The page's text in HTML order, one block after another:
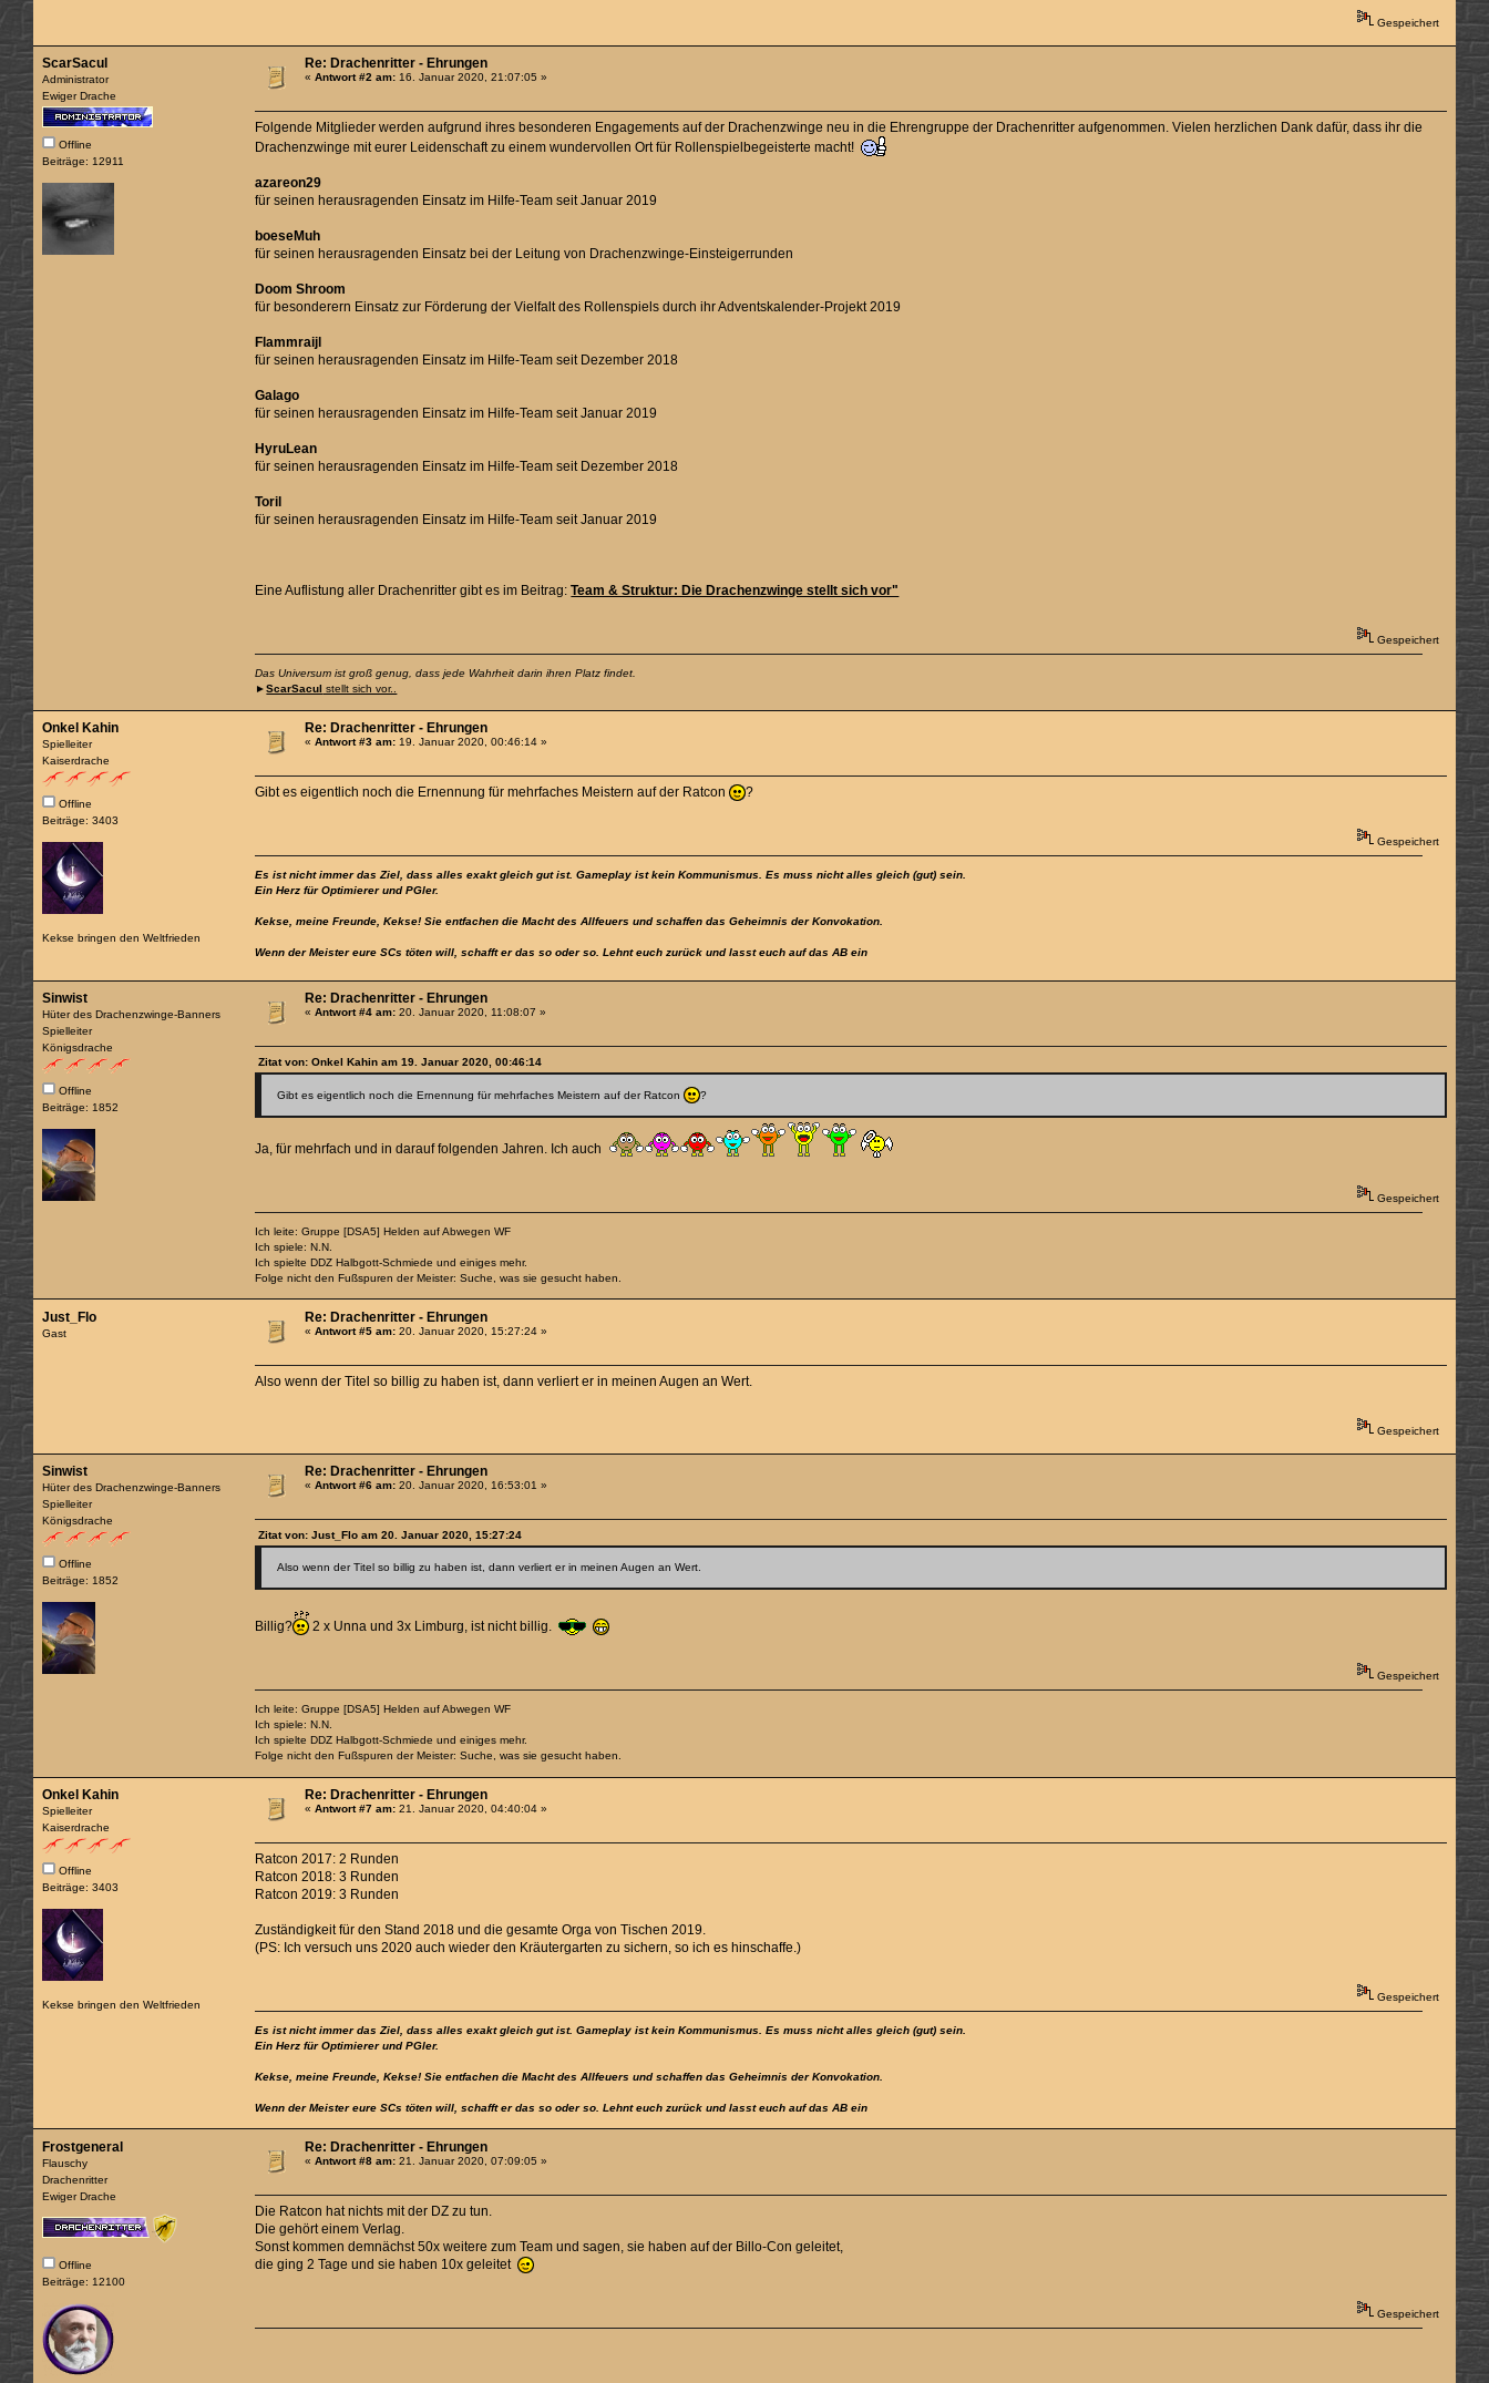
Gespeichert
ScarSacul
Administrator
Ewiger Drache
Offline
Beiträge: 12911
Re: Drachenritter - Ehrungen
«Antwort #2 am: 16. Januar 2020, 21:07:05 »
Folgende Mitglieder werden aufgrund ihres besonderen Engagements auf der Drachenzwinge neu in die Ehrengruppe der Drachenritter aufgenommen. Vielen herzlichen Dank dafür, dass ihr die
Drachenzwinge mit eurer Leidenschaft zu einem wundervollen Ort für Rollenspielbegeisterte macht!
azareon29
für seinen herausragenden Einsatz im Hilfe-Team seit Januar 2019
boeseMuh
für seinen herausragenden Einsatz bei der Leitung von Drachenzwinge-Einsteigerrunden
Doom Shroom
für besonderern Einsatz zur Förderung der Vielfalt des Rollenspiels durch ihr Adventskalender-Projekt 2019
Flammraijl
für seinen herausragenden Einsatz im Hilfe-Team seit Dezember 2018
Galago
für seinen herausragenden Einsatz im Hilfe-Team seit Januar 2019
HyruLean
für seinen herausragenden Einsatz im Hilfe-Team seit Dezember 2018
Toril
für seinen herausragenden Einsatz im Hilfe-Team seit Januar 2019
Eine Auflistung aller Drachenritter gibt es im Beitrag:Team & Struktur: Die Drachenzwinge stellt sich vor"
Gespeichert
Das Universum ist groß genug, dass jede Wahrheit darin ihren Platz findet.
►ScarSacul stellt sich vor..
Onkel Kahin
Spielleiter
Kaiserdrache
Offline
Beiträge: 3403
Kekse bringen den Weltfrieden
Re: Drachenritter - Ehrungen
«Antwort #3 am: 19. Januar 2020, 00:46:14 »
Gibt es eigentlich noch die Ernennung für mehrfaches Meistern auf der Ratcon ?
Gespeichert
Es ist nicht immer das Ziel, dass alles exakt gleich gut ist. Gameplay ist kein Kommunismus. Es muss nicht alles gleich (gut) sein.
Ein Herz für Optimierer und PGler.
Kekse, meine Freunde, Kekse! Sie entfachen die Macht des Allfeuers und schaffen das Geheimnis der Konvokation.
Wenn der Meister eure SCs töten will, schafft er das so oder so. Lehnt euch zurück und lasst euch auf das AB ein
Sinwist
Hüter des Drachenzwinge-Banners
Spielleiter
Königsdrache
Offline
Beiträge: 1852
Re: Drachenritter - Ehrungen
«Antwort #4 am: 20. Januar 2020, 11:08:07 »
Zitat von: Onkel Kahin am 19. Januar 2020, 00:46:14
Gibt es eigentlich noch die Ernennung für mehrfaches Meistern auf der Ratcon ?
Ja, für mehrfach und in darauf folgenden Jahren. Ich auch
Gespeichert
Ich leite: Gruppe [DSA5] Helden auf Abwegen WF
Ich spiele: N.N.
Ich spielte DDZ Halbgott-Schmiede und einiges mehr.
Folge nicht den Fußspuren der Meister: Suche, was sie gesucht haben.
Just_Flo
Gast
Re: Drachenritter - Ehrungen
«Antwort #5 am: 20. Januar 2020, 15:27:24 »
Also wenn der Titel so billig zu haben ist, dann verliert er in meinen Augen an Wert.
Gespeichert
Sinwist
Hüter des Drachenzwinge-Banners
Spielleiter
Königsdrache
Offline
Beiträge: 1852
Re: Drachenritter - Ehrungen
«Antwort #6 am: 20. Januar 2020, 16:53:01 »
Zitat von: Just_Flo am 20. Januar 2020, 15:27:24
Also wenn der Titel so billig zu haben ist, dann verliert er in meinen Augen an Wert.
Billig? 2 x Unna und 3x Limburg, ist nicht billig.
Gespeichert
Ich leite: Gruppe [DSA5] Helden auf Abwegen WF
Ich spiele: N.N.
Ich spielte DDZ Halbgott-Schmiede und einiges mehr.
Folge nicht den Fußspuren der Meister: Suche, was sie gesucht haben.
Onkel Kahin
Spielleiter
Kaiserdrache
Offline
Beiträge: 3403
Kekse bringen den Weltfrieden
Re: Drachenritter - Ehrungen
«Antwort #7 am: 21. Januar 2020, 04:40:04 »
Ratcon 2017: 2 Runden
Ratcon 2018: 3 Runden
Ratcon 2019: 3 Runden
Zuständigkeit für den Stand 2018 und die gesamte Orga von Tischen 2019.
(PS: Ich versuch uns 2020 auch wieder den Kräutergarten zu sichern, so ich es hinschaffe.)
Gespeichert
Es ist nicht immer das Ziel, dass alles exakt gleich gut ist. Gameplay ist kein Kommunismus. Es muss nicht alles gleich (gut) sein.
Ein Herz für Optimierer und PGler.
Kekse, meine Freunde, Kekse! Sie entfachen die Macht des Allfeuers und schaffen das Geheimnis der Konvokation.
Wenn der Meister eure SCs töten will, schafft er das so oder so. Lehnt euch zurück und lasst euch auf das AB ein
Frostgeneral
Flauschy
Drachenritter
Ewiger Drache
Offline
Beiträge: 12100
Re: Drachenritter - Ehrungen
«Antwort #8 am: 21. Januar 2020, 07:09:05 »
Die Ratcon hat nichts mit der DZ zu tun.
Die gehört einem Verlag.
Sonst kommen demnächst 50x weitere zum Team und sagen, sie haben auf der Billo-Con geleitet,
die ging 2 Tage und sie haben 10x geleitet
Gespeichert